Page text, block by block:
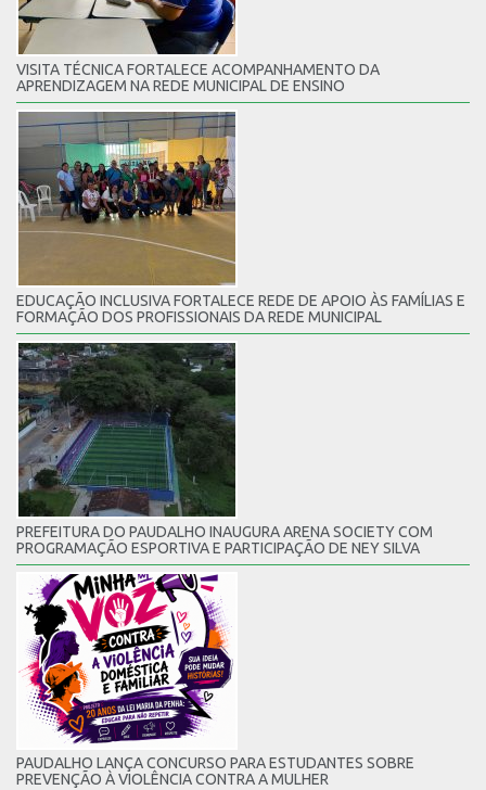
VISITA TÉCNICA FORTALECE ACOMPANHAMENTO DA
APRENDIZAGEM NA REDE MUNICIPAL DE ENSINO
EDUCAÇÃO INCLUSIVA FORTALECE REDE DE APOIO ÀS FAMÍLIAS E
FORMAÇÃO DOS PROFISSIONAIS DA REDE MUNICIPAL
PREFEITURA DO PAUDALHO INAUGURA ARENA SOCIETY COM
PROGRAMAÇÃO ESPORTIVA E PARTICIPAÇÃO DE NEY SILVA
PAUDALHO LANÇA CONCURSO PARA ESTUDANTES SOBRE
PREVENÇÃO À VIOLÊNCIA CONTRA A MULHER